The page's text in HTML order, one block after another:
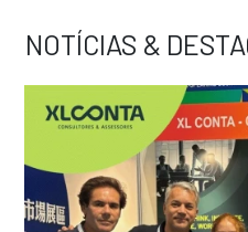
NOTÍCIAS &